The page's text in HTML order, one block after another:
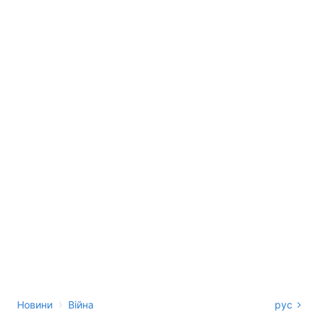
Новини › Війна рус